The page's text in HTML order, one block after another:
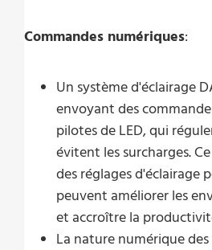
Commandes numériques:
Un système d'éclairage
envoyant des
pilotes de LED, qui
évitent les surcharges.
des réglages d'éclairage
peuvent améliorer les
et accroître la
La nature numérique